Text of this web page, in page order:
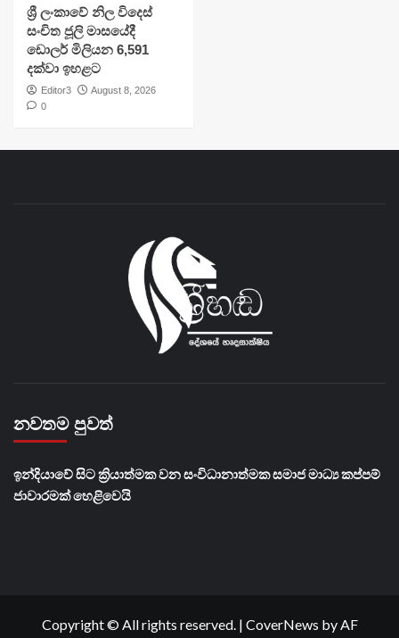
ශ්‍රී ලංකාවේ නිල විදෙස්
සංචිත ජූලි මාසයේදී
ඩොලර් මිලියන 6,591
දක්වා ඉහළට
Editor3
August 8, 2026
0
නවතම පුවත්
​ඉන්දියාවේ සිට ක්‍රියාත්මක වන සංවිධානාත්මක සමාජ මාධ්‍ය කප්පම්
ජාවාරමක් හෙළිවෙයි
Copyright © All rights reserved. | CoverNews by AF